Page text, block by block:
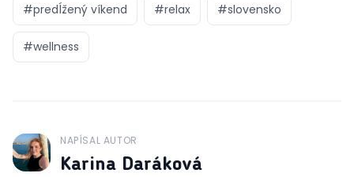
#predĺžený víkend #relax #slovensko
#wellness
J
NAPÍSAL AUTOR
Karina Daráková